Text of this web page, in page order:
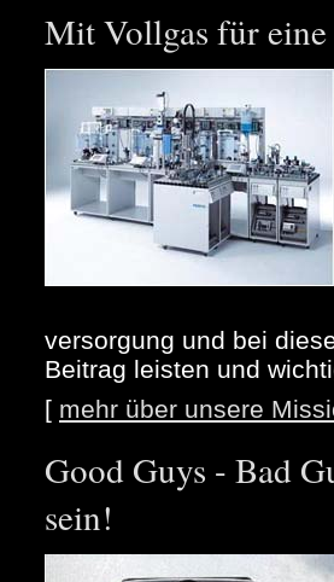
Mit Vollgas für eine
versorgung und bei
Beitrag leisten und
[ mehr über unsere
Good Guys - Bad
sein!